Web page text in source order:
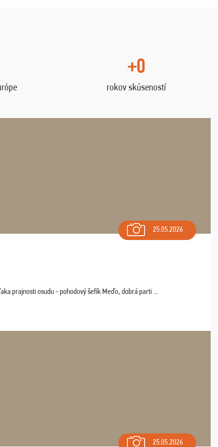
+0
rokov skúseností
25.05.2026
prajnosti osudu - pohodový šefík Meďo, dobrá parti ...
25.05.2026